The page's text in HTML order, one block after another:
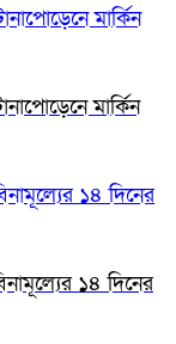
মার্কিন
১৪ দিনের